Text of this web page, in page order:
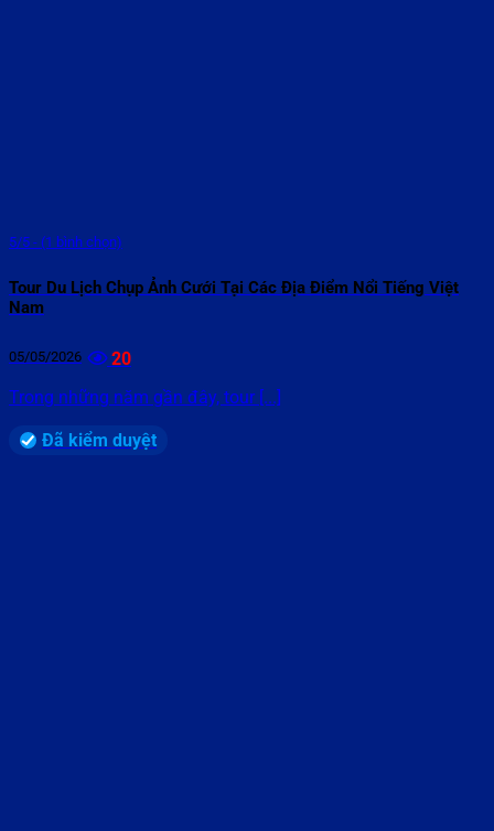
5/5 - (1 bình chọn)
Tour Du Lịch Chụp Ảnh Cưới Tại Các Địa Điểm Nổi Tiếng Việt
Nam
05/05/2026
20
Trong những năm gần đây, tour [...]
Đã kiểm duyệt